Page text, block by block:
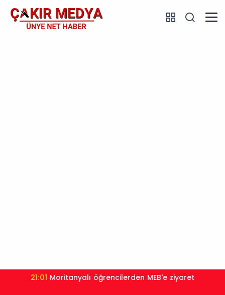
21:01 Moritanyalı öğrencilerden MEB'e ziyaret